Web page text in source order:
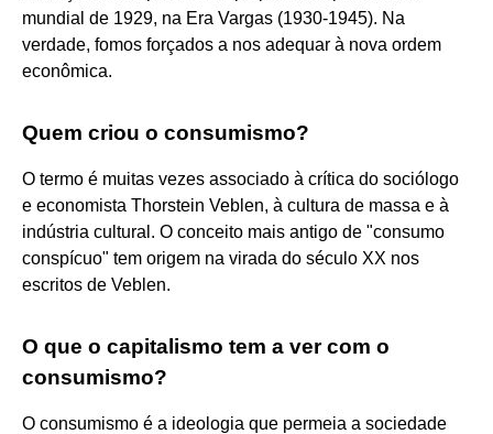
mundial de 1929, na Era Vargas (1930-1945). Na
verdade, fomos forçados a nos adequar à nova ordem
econômica.
Quem criou o consumismo?
O termo é muitas vezes associado à crítica do sociólogo
e economista Thorstein Veblen, à cultura de massa e à
indústria cultural. O conceito mais antigo de "consumo
conspícuo" tem origem na virada do século XX nos
escritos de Veblen.
O que o capitalismo tem a ver com o
consumismo?
O consumismo é a ideologia que permeia a sociedade